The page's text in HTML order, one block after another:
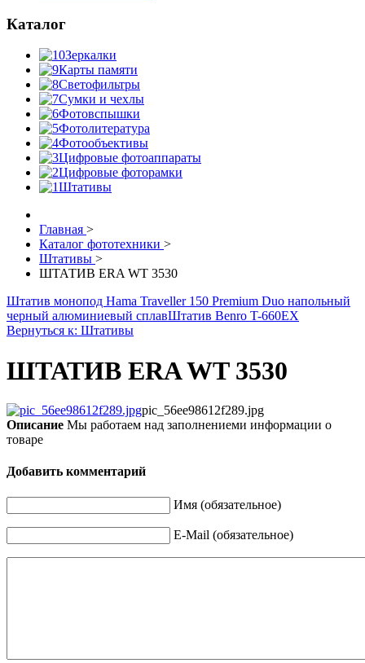
Каталог
Зеркалки
Карты памяти
Светофильтры
Сумки и чехлы
Фотовспышки
Фотолитература
Фотообъективы
Цифровые фотоаппараты
Цифровые фоторамки
Штативы
Главная >
Каталог фототехники >
Штативы >
ШТАТИВ ERA WT 3530
Штатив монопод Hama Traveller 150 Premium Duo напольный
черный алюминиевый сплавШтатив Benro T-660EX
Вернуться к: Штативы
ШТАТИВ ERA WT 3530
pic_56ee98612f289.jpg
Описание Мы работаем над заполнениеми информации о
товаре
Добавить комментарий
Имя (обязательное)
E-Mail (обязательное)